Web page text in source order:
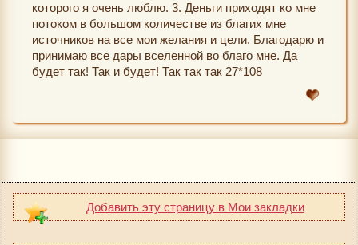
которого я очень люблю. 3. Деньги приходят ко мне
потоком в большом количестве из благих мне
источников на все мои желания и цели. Благодарю и
принимаю все дары вселенной во благо мне. Да
будет так! Так и будет! Так так так 27*108
Добавить эту страницу в Мои закладки